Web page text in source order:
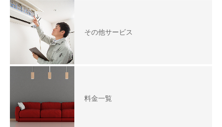
その他サービス
料金一覧